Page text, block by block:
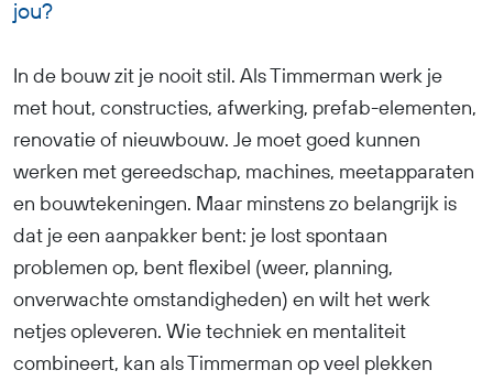
jou?
In de bouw zit je nooit stil. Als Timmerman werk je
met hout, constructies, afwerking, prefab-elementen,
renovatie of nieuwbouw. Je moet goed kunnen
werken met gereedschap, machines, meetapparaten
en bouwtekeningen. Maar minstens zo belangrijk is
dat je een aanpakker bent: je lost spontaan
problemen op, bent flexibel (weer, planning,
onverwachte omstandigheden) en wilt het werk
netjes opleveren. Wie techniek en mentaliteit
combineert, kan als Timmerman op veel plekken